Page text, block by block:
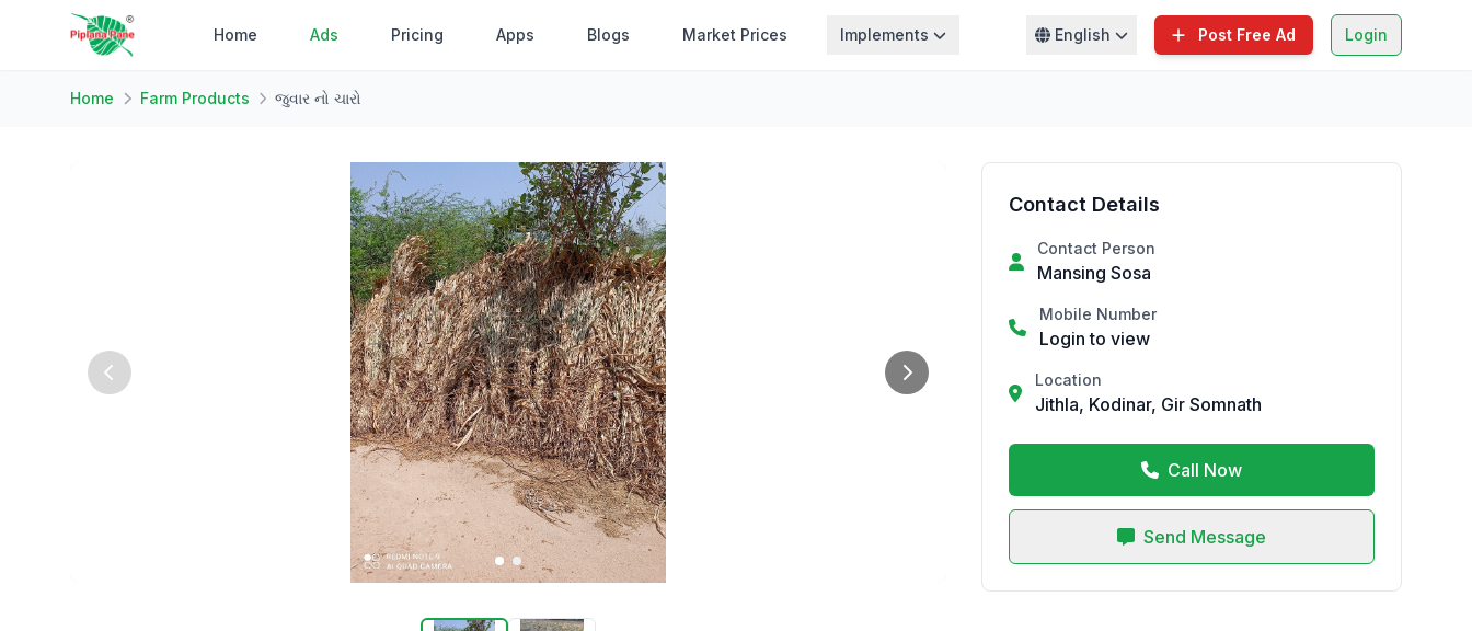
Home Ads Pricing Apps Blogs Market Prices Implements English Post Free Ad Login
Home Farm Products જુવાર નો ચારો
Contact Details
Contact Person
Mansing Sosa
Mobile Number
Login to view
Location
Jithla, Kodinar, Gir Somnath
Call Now
Send Message